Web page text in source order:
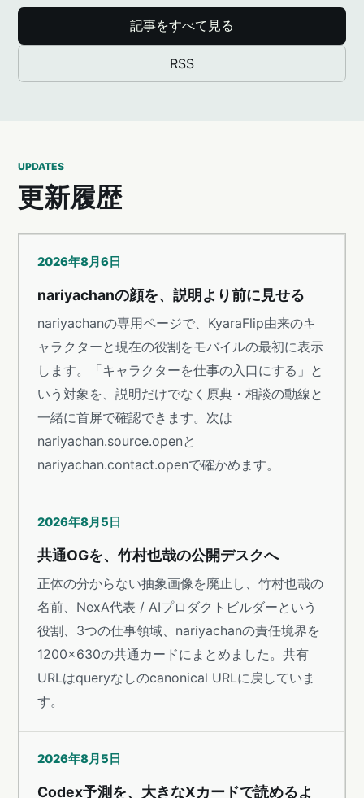
記事をすべて見る
RSS
UPDATES
更新履歴
2026年8月6日
nariyachanの顔を、説明より前に見せる
nariyachanの専用ページで、KyaraFlip由来のキ
ャラクターと現在の役割をモバイルの最初に表示
します。「キャラクターを仕事の入口にする」と
いう対象を、説明だけでなく原典・相談の動線と
一緒に首屏で確認できます。次は
nariyachan.source.openと
nariyachan.contact.openで確かめます。
2026年8月5日
共通OGを、竹村也哉の公開デスクへ
正体の分からない抽象画像を廃止し、竹村也哉の
名前、NexA代表 / AIプロダクトビルダーという
役割、3つの仕事領域、nariyachanの責任境界を
1200×630の共通カードにまとめました。共有
URLはqueryなしのcanonical URLに戻していま
す。
2026年8月5日
Codex予測を、大きなXカードで読めるよ